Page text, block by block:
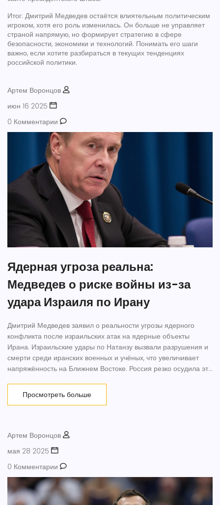
Итог: Дмитрий Медведев остаётся влиятельным политическим
игроком, хотя его роль изменилась. Он больше не управляет
страной напрямую, но формирует стратегию в сфере
безопасности, экономики и технологий. Понимать его шаги
важно, если хотите разбираться в текущих тенденциях
российской политики.
Артем Воронцов
июн 16 2025
0 Комментарии
Ядерная угроза реальна:
Медведев о риске войны из-за
удара Израиля по Ирану
Дмитрий Медведев заявил о реальности угрозы ядерного
конфликта после израильских атак на ядерные объекты
Ирана. Израильские удары по Натанзу вызвали разрушения и
смерти среди иранских военных и учёных, что увеличивает
напряжённость на Ближнем Востоке. Россия резко осудила эти
Просмотреть больше
Артем Воронцов
мая 28 2025
0 Комментарии